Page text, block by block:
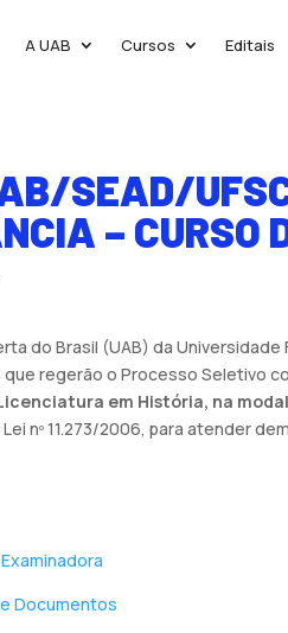
A UAB Cursos Editais
SEAD/
– CURSO
do Brasil (UAB) da
regerão o Processo Seletivo
em História, na
nº 11.273/2006, para atender
Documentos